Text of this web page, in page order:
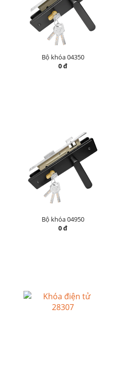
Bộ khóa 04350
0 đ
Bộ khóa 04950
0 đ